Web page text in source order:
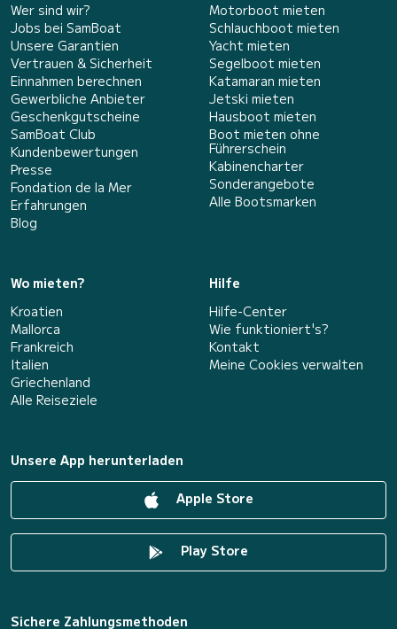
Wer sind wir?
Jobs bei SamBoat
Unsere Garantien
Vertrauen & Sicherheit
Einnahmen berechnen
Gewerbliche Anbieter
Geschenkgutscheine
SamBoat Club
Kundenbewertungen
Presse
Fondation de la Mer
Erfahrungen
Blog
Motorboot mieten
Schlauchboot mieten
Yacht mieten
Segelboot mieten
Katamaran mieten
Jetski mieten
Hausboot mieten
Boot mieten ohne
Führerschein
Kabinencharter
Sonderangebote
Alle Bootsmarken
Wo mieten?
Kroatien
Mallorca
Frankreich
Italien
Griechenland
Alle Reiseziele
Hilfe
Hilfe-Center
Wie funktioniert's?
Kontakt
Meine Cookies verwalten
Unsere App herunterladen
Apple Store
Play Store
Sichere Zahlungsmethoden